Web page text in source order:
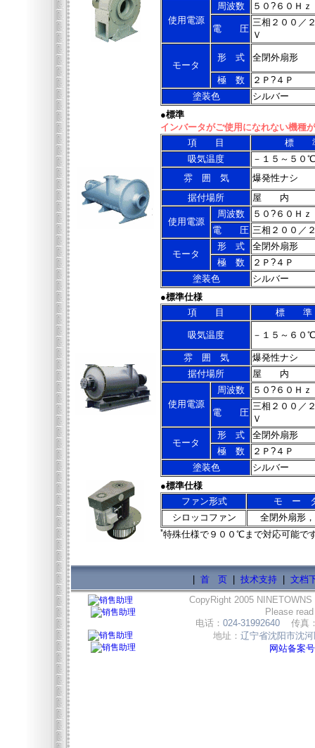
使用電源
周波数 ５０?６０Ｈｚ
電 圧
三相２００／
Ｖ
モータ
形 式 全閉外扇形
極 数
２Ｐ?４Ｐ
塗装色
シルバー
●標準
インバータがご使用になれない機種
項 目
標
吸気温度
－１５～５０℃
雰 囲 気
爆発性ナシ
据付場所
屋 内
使用電源
周波数
５０?６０Ｈｚ
電 圧 三相２００／
モータ
形 式
全閉外扇形
極 数
２Ｐ?４Ｐ
塗装色
シルバー
●標準仕様
項 目
標 準
吸気温度 －１５～６０℃
雰 囲 気
爆発性ナシ
据付場所
屋 内
使用電源
周波数 ５０?６０Ｈｚ
電 圧
三相２００／
Ｖ
モータ
形 式
全閉外扇形
極 数
２Ｐ?４Ｐ
塗装色
シルバー
●標準仕様
ファン形式
モ ー
シロッコファン
全閉外扇形
*特殊仕様で９００℃まで対応可能で
首 页| 技术支持| 文档
CopyRight 2005 NINETOWNS
Please
电话： 024-31992640 传真
地址： 辽宁省沈阳市沈
网站备案